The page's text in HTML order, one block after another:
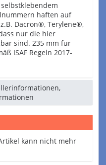
haften auf
Dacron®, Terylene®,
nur die hier
sind. 235 mm für
ISAF Regeln 2017-
kann nicht mehr